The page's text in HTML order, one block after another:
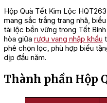
Hộp Quà Tết Kim Lộc
mang sắc trắng trang nhã,
tài lộc bền vững trong Tết
hòa giữa rượu vang nhập khẩu
phê chọn lọc, phù hợp biếu
dịp đầu năm.
Thành phần Hộp